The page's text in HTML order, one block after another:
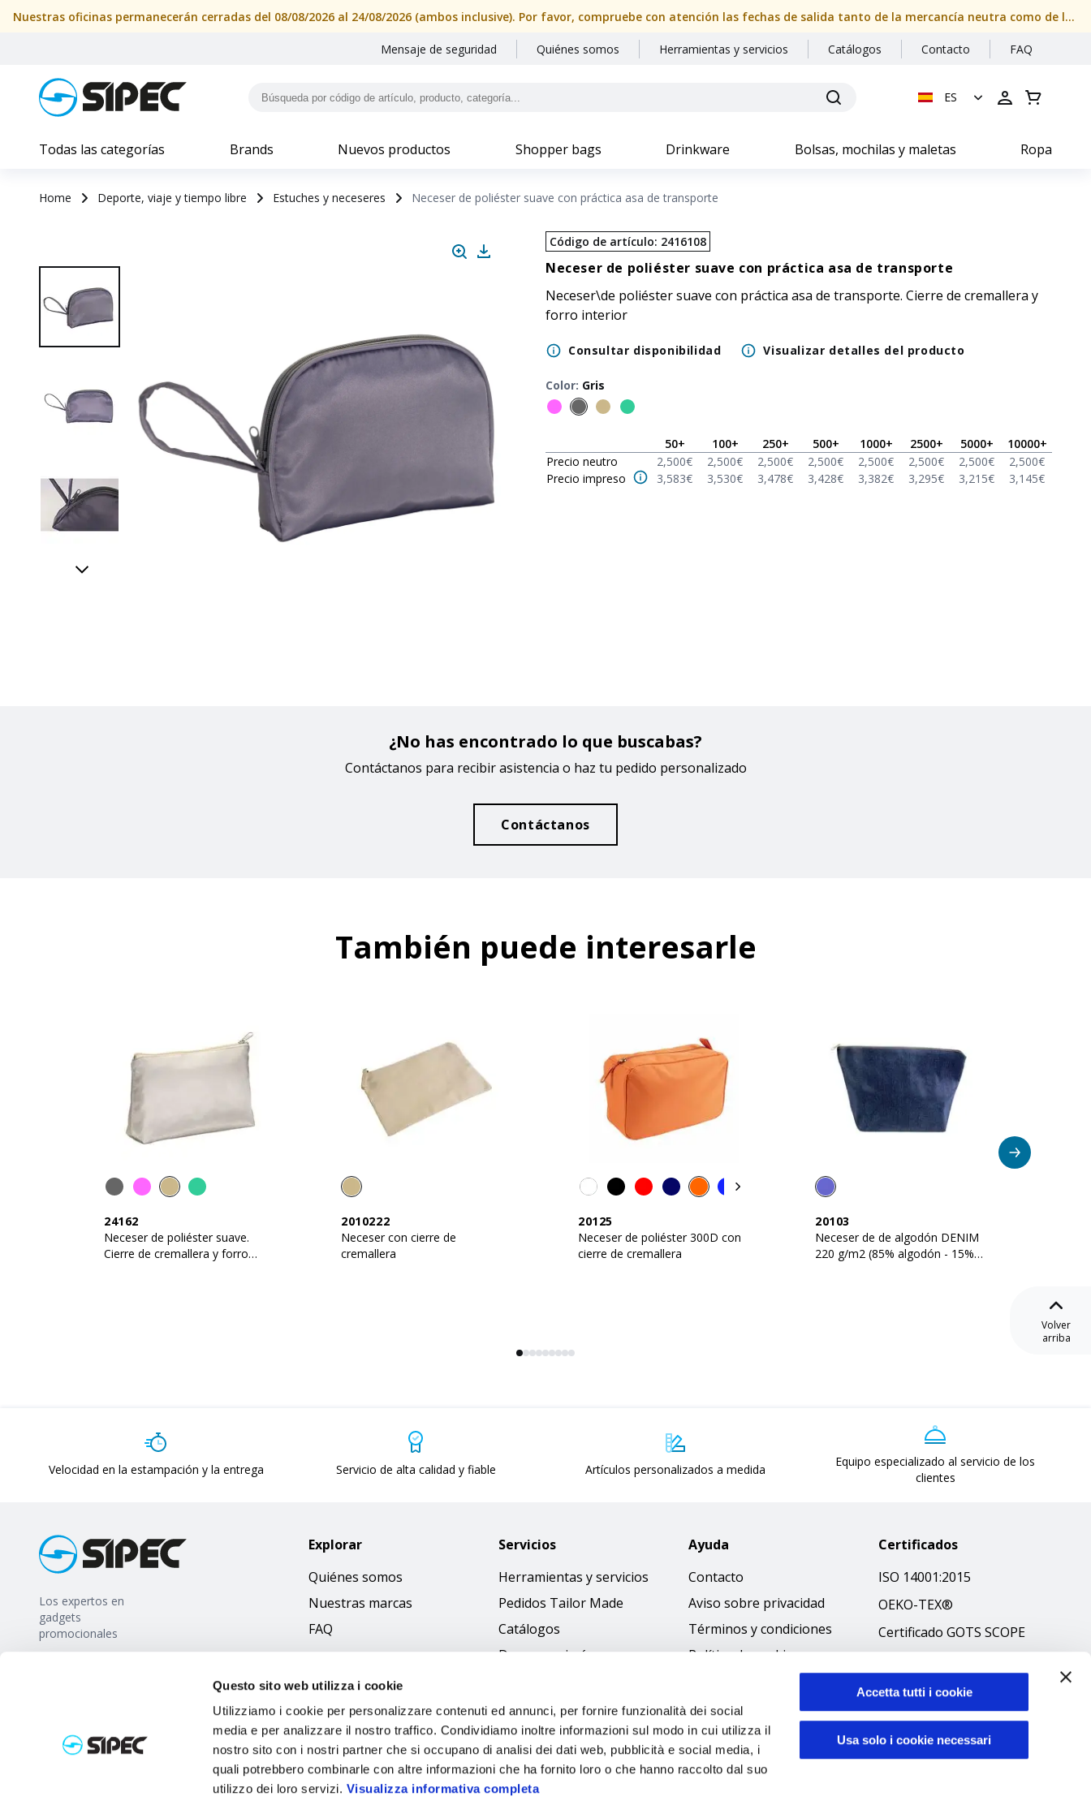
Questo sito web utilizza i cookie
Utilizziamo i cookie per personalizzare contenuti ed annunci, per fornire funzionalità dei social
media e per analizzare il nostro traffico. Condividiamo inoltre informazioni sul modo in cui utilizza il
nostro sito con i nostri partner che si occupano di analisi dei dati web, pubblicità e social media, i
quali potrebbero combinarle con altre informazioni che ha fornito loro o che hanno raccolto dal suo
utilizzo dei loro servizi. Visualizza informativa completa
Accetta tutti i cookie
Usa solo i cookie necessari
Nuestras oficinas permanecerán cerradas del 08/08/2026 al 24/08/2026 (ambos inclusive). Por favor, compruebe con atención las fechas de salida tanto de la mercancía neutra como de la personalizada
Mensaje de seguridad Quiénes somos Herramientas y servicios Catálogos Contacto FAQ
ES
Todas las categorías Brands Nuevos productos Shopper bags Drinkware Bolsas, mochilas y maletas Ropa
Home Deporte, viaje y tiempo libre Estuches y neceseres Neceser de poliéster suave con práctica asa de transporte
Código de artículo: 2416108
Neceser de poliéster suave con práctica asa de transporte
Neceser\de poliéster suave con práctica asa de transporte. Cierre de cremallera y
forro interior
Consultar disponibilidad Visualizar detalles del producto
Color: Gris
50+ 100+ 250+ 500+ 1000+ 2500+ 5000+ 10000+
Precio neutro
2,500€ 2,500€ 2,500€ 2,500€ 2,500€ 2,500€ 2,500€ 2,500€
Precio impreso
3,583€ 3,530€ 3,478€ 3,428€ 3,382€ 3,295€ 3,215€ 3,145€
¿No has encontrado lo que buscabas?
Contáctanos para recibir asistencia o haz tu pedido personalizado
Contáctanos
También puede interesarle
24162
Neceser de poliéster suave.
Cierre de cremallera y forro
2010222
Neceser con cierre de
cremallera
20125
Neceser de poliéster 300D con
cierre de cremallera
20103
Neceser de de algodón DENIM
220 g/m2 (85% algodón - 15%
Volver
arriba
Velocidad en la estampación y la entrega Servicio de alta calidad y fiable Artículos personalizados a medida
Equipo especializado al servicio de los
clientes
Los expertos en
gadgets
promocionales
Explorar
Quiénes somos
Nuestras marcas
FAQ
Servicios
Herramientas y servicios
Pedidos Tailor Made
Catálogos
Descargar imágenes
Ayuda
Contacto
Aviso sobre privacidad
Términos y condiciones
Política de cookies
Código ético
Certificados
ISO 14001:2015
OEKO-TEX®
Certificado GOTS SCOPE
Política medioambiental
Seguridad de los
productos